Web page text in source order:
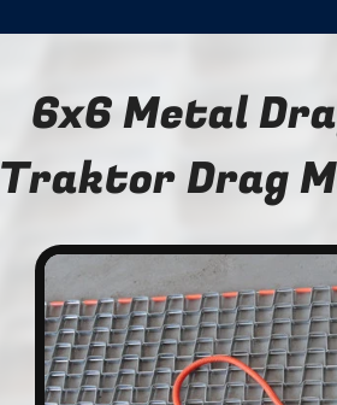
6x6 Metal
Traktor Drag